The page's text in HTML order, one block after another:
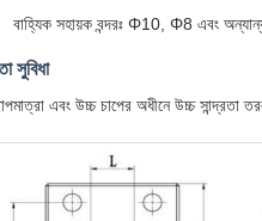
বাহ্যিক সহায়ক বন্দরঃ Φ10, Φ8 এবং
সুবিধা
এবং উচ্চ চাপের অধীনে উচ্চ সান্দ্রতা